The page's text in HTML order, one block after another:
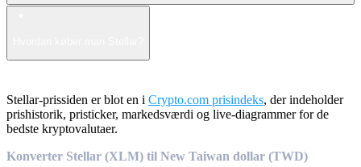
Stellar-prissiden er blot en i Crypto.com prisindeks, der indeholder
prishistorik, pristicker, markedsværdi og live-diagrammer for de
bedste kryptovalutaer.
Konverter Stellar (XLM) til New Taiwan dollar (TWD)